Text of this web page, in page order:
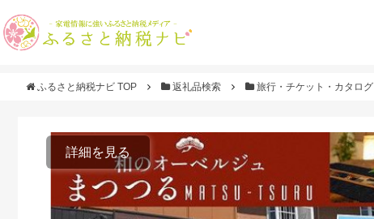
ふるさと納税ナビ TOP 返礼品検索 旅行・チケット・カタログ
詳細を見る